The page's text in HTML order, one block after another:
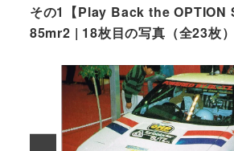
その1【Play Back the OPTION
85mr2 | 18枚目の写真（全23枚）